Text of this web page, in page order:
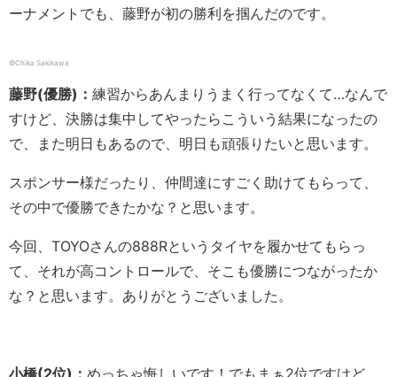
ーナメントでも、藤野が初の勝利を掴んだのです。
©Chika Sakikawa
藤野(優勝)： 練習からあんまりうまく行ってなくて…なんで
すけど、決勝は集中してやったらこういう結果になったの
で、また明日もあるので、明日も頑張りたいと思います。
スポンサー様だったり、仲間達にすごく助けてもらって、
その中で優勝できたかな？と思います。
今回、TOYOさんの888Rというタイヤを履かせてもらっ
て、それが高コントロールで、そこも優勝につながったか
な？と思います。ありがとうございました。